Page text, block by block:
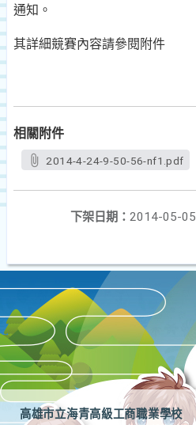
通知。
其詳細競賽內容請參閱附件
相關附件
2014-4-24-9-50-56-nf1.pdf
下架日期： 2014-05-05
高雄市立海青高級工商職業學校